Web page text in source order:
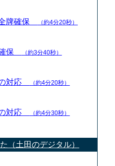
牌確保 （約4分20秒）
保 （約3分40秒）
対応 （約4分20秒）
対応 （約4分30秒）
（土田のデジタル）